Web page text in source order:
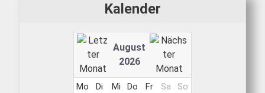
Kalender
August
2026
Mo Di Mi Do Fr Sa
So